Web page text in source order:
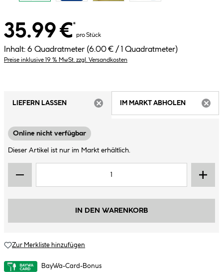
35.99 €*
pro Stück
Inhalt: 6 Quadratmeter (6.00 € / 1 Quadratmeter)
Preise inklusive 19 % MwSt. zzgl. Versandkosten
LIEFERN LASSEN
IM MARKT ABHOLEN
Online nicht verfügbar
Dieser Artikel ist nur im Markt erhältlich.
IN DEN WARENKORB
Zur Merkliste hinzufügen
BayWa-Card-Bonus